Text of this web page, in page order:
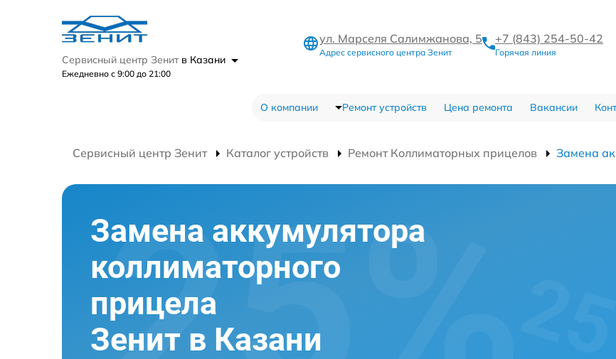
Сервисный центр Зенит в Казани
Ежедневно с 9:00 до 21:00
ул. Марселя Салимжанова, 5
Адрес сервисного центра Зенит
+7 (843) 254-50-42
Горячая линия
О компании Ремонт устройств Цена ремонта Вакансии
Сервисный центр Зенит Каталог устройств Ремонт Коллиматорных прицелов Замена
Замена аккумулятора
коллиматорного
прицела
Зенит в Казани